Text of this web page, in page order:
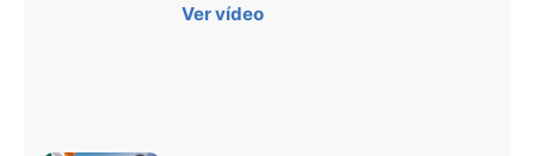
Ver vídeo